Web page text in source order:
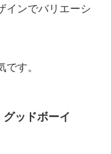
インでバリエーシ
す。
ッドボーイ